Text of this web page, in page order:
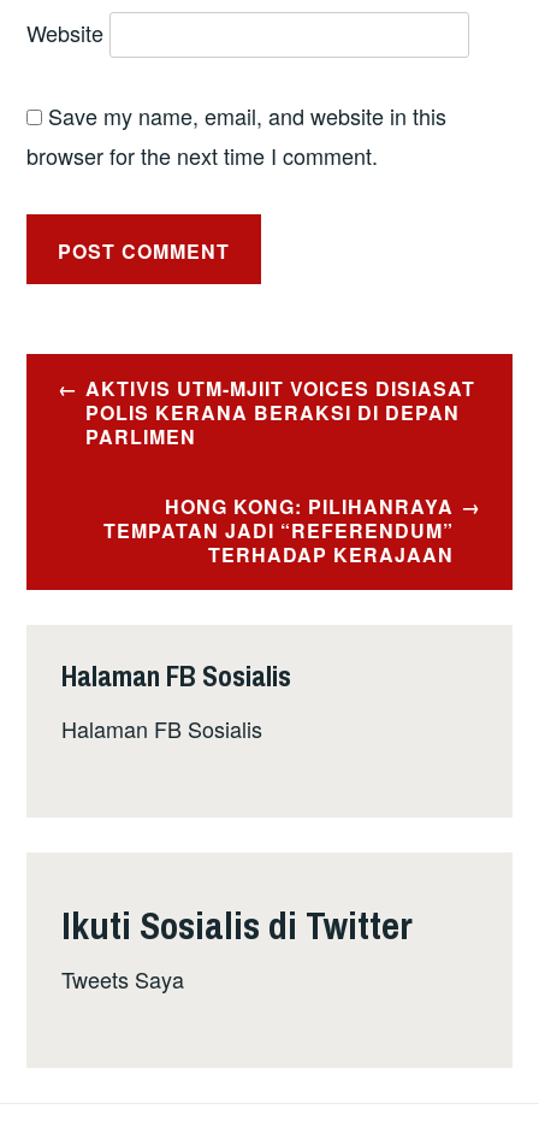
Website
Save my name, email, and website in this
browser for the next time I comment.
Post
navigation
AKTIVIS UTM-MJIIT VOICES DISIASAT
POLIS KERANA BERAKSI DI DEPAN
PARLIMEN
HONG KONG: PILIHANRAYA
TEMPATAN JADI “REFERENDUM”
TERHADAP KERAJAAN
Halaman FB Sosialis
Halaman FB Sosialis
Ikuti Sosialis di Twitter
Tweets Saya